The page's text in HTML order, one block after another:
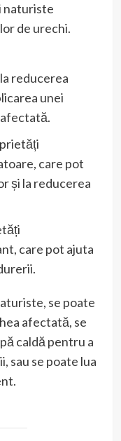
naturiste
de urechi.
reducerea
unei
care pot
și la reducerea
care pot ajuta
se poate
afectată, se
caldă pentru a
sau se poate lua